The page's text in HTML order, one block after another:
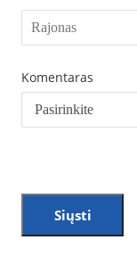
Komentaras
Siųsti